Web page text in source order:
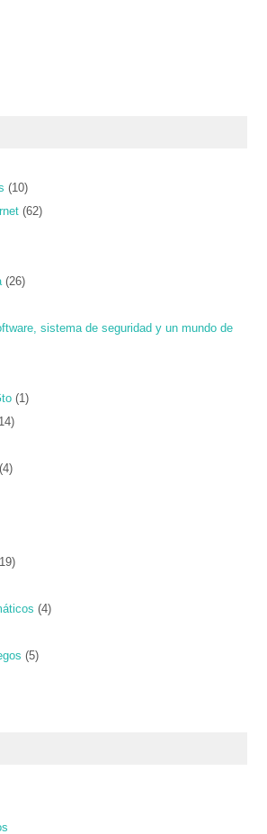
(10)
(62)
(26)
sistema de seguridad y un mundo de
(1)
(4)
(4)
(5)